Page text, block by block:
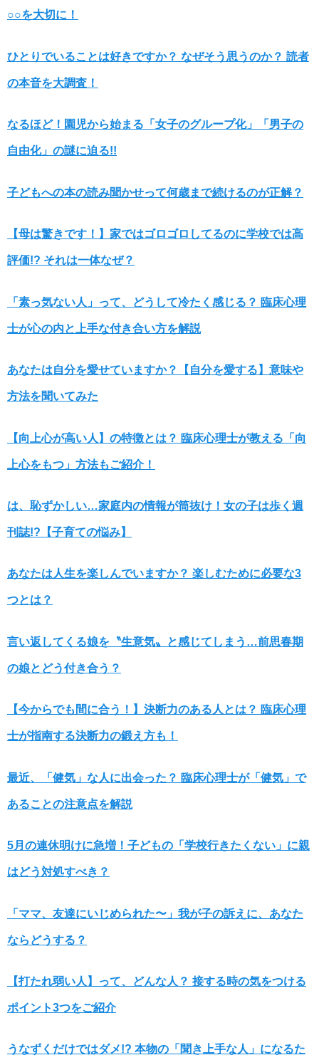
○○を大切に！
ひとりでいることは好きですか？ なぜそう思うのか？ 読者
の本音を大調査！
なるほど！園児から始まる「女子のグループ化」「男子の
自由化」の謎に迫る!!
子どもへの本の読み聞かせって何歳まで続けるのが正解？
【母は驚きです！】家ではゴロゴロしてるのに学校では高
評価!? それは一体なぜ？
「素っ気ない人」って、どうして冷たく感じる？ 臨床心理
士が心の内と上手な付き合い方を解説
あなたは自分を愛せていますか？【自分を愛する】意味や
方法を聞いてみた
【向上心が高い人】の特徴とは？ 臨床心理士が教える「向
上心をもつ」方法もご紹介！
は、恥ずかしい…家庭内の情報が筒抜け！女の子は歩く週
刊誌!?【子育ての悩み】
あなたは人生を楽しんでいますか？ 楽しむために必要な3
つとは？
言い返してくる娘を〝生意気〟と感じてしまう…前思春期
の娘とどう付き合う？
【今からでも間に合う！】決断力のある人とは？ 臨床心理
士が指南する決断力の鍛え方も！
最近、「健気」な人に出会った？ 臨床心理士が「健気」で
あることの注意点を解説
5月の連休明けに急増！子どもの「学校行きたくない」に親
はどう対処すべき？
「ママ、友達にいじめられた〜」我が子の訴えに、あなた
ならどうする？
【打たれ弱い人】って、どんな人？ 接する時の気をつける
ポイント3つをご紹介
うなずくだけではダメ!? 本物の「聞き上手な人」になるた